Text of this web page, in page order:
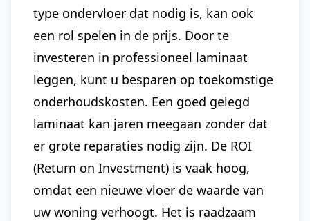
type ondervloer dat nodig is, kan ook
een rol spelen in de prijs. Door te
investeren in professioneel laminaat
leggen, kunt u besparen op toekomstige
onderhoudskosten. Een goed gelegd
laminaat kan jaren meegaan zonder dat
er grote reparaties nodig zijn. De ROI
(Return on Investment) is vaak hoog,
omdat een nieuwe vloer de waarde van
uw woning verhoogt. Het is raadzaam